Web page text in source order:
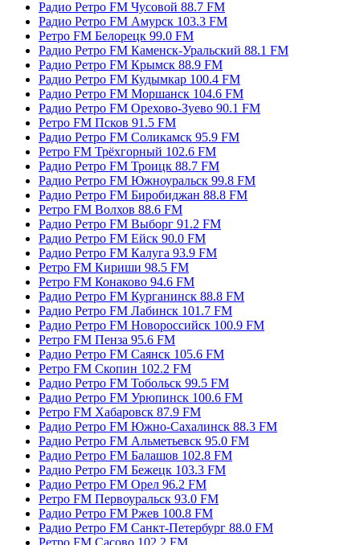
Радио Ретро FM Чусовой 88.7 FM
Радио Ретро FM Амурск 103.3 FM
Ретро FM Белорецк 99.0 FM
Радио Ретро FM Каменск-Уральский 88.1 FM
Радио Ретро FM Крымск 88.9 FM
Радио Ретро FM Кудымкар 100.4 FM
Радио Ретро FM Моршанск 104.6 FM
Радио Ретро FM Орехово-Зуево 90.1 FM
Ретро FM Псков 91.5 FM
Радио Ретро FM Соликамск 95.9 FM
Ретро FM Трёхгорный 102.6 FM
Радио Ретро FM Троицк 88.7 FM
Радио Ретро FM Южноуральск 99.8 FM
Радио Ретро FM Биробиджан 88.8 FM
Ретро FM Волхов 88.6 FM
Радио Ретро FM Выборг 91.2 FM
Радио Ретро FM Ейск 90.0 FM
Радио Ретро FM Калуга 93.9 FM
Ретро FM Кириши 98.5 FM
Ретро FM Конаково 94.6 FM
Радио Ретро FM Курганинск 88.8 FM
Радио Ретро FM Лабинск 101.7 FM
Радио Ретро FM Новороссийск 100.9 FM
Ретро FM Пенза 95.6 FM
Радио Ретро FM Саянск 105.6 FM
Ретро FM Скопин 102.2 FM
Радио Ретро FM Тобольск 99.5 FM
Радио Ретро FM Урюпинск 100.6 FM
Ретро FM Хабаровск 87.9 FM
Радио Ретро FM Южно-Сахалинск 88.3 FM
Радио Ретро FM Альметьевск 95.0 FM
Радио Ретро FM Балашов 102.8 FM
Радио Ретро FM Бежецк 103.3 FM
Радио Ретро FM Орел 96.2 FM
Ретро FM Первоуральск 93.0 FM
Радио Ретро FM Ржев 100.8 FM
Радио Ретро FM Санкт-Петербург 88.0 FM
Ретро FM Сасово 102.2 FM